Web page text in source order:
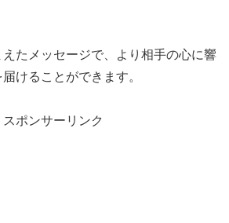
たメッセージで、より相手の心に響
けることができます。
スポンサーリンク